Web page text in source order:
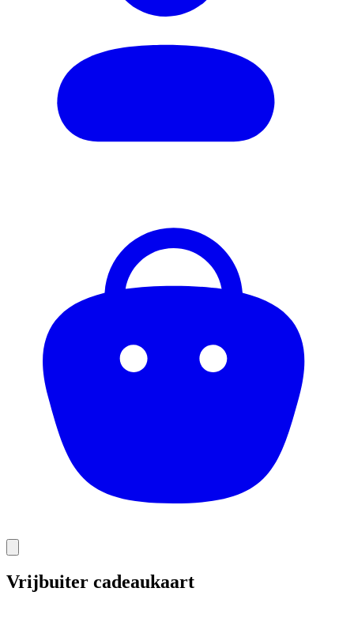
Vrijbuiter cadeaukaart